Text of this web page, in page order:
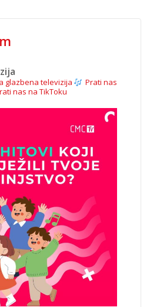
glazbena televizija
Prati nas
nas na TikToku